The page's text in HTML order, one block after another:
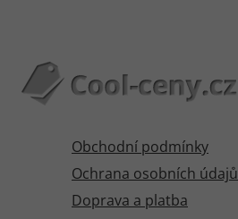
Obchodní podmínky
Ochrana osobních údajů
Doprava a platba